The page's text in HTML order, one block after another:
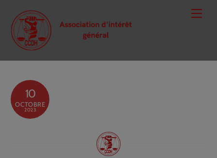
content
10
OCTOBRE
2023